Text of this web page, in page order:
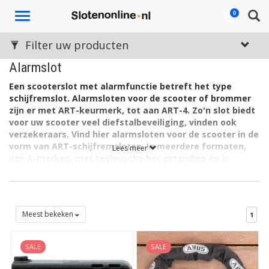
Toggle
0
Alarmslot
Een scooterslot met alarmfunctie betreft het type
schijfremslot. Alarmsloten voor de scooter of brommer
zijn er met ART-keurmerk, tot aan ART-4. Zo'n slot biedt
voor uw scooter veel diefstalbeveiliging, vinden ook
verzekeraars. Vind hier alarmsloten voor de scooter in de
vorm van ART-schijfremsloten. In meerdere formaten,
standaard zeer voordelig.
dief die graag zijn stiekeme werk doet te midden van
oorverdovend lawaai, dat bovendien 100% zeker de aandacht
trekt van omstanders. Een alarmslot is daarmee een effectief
anti-diefstalmiddel voor het dure, gemotoriseerde voertuig.
"Waarom een alarmslot voor mijn scooter?"
Lees meer
Filter uw producten
Meest bekeken 1
SALE SALE